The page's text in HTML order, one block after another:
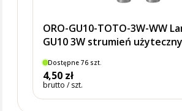
ORO-GU10-TOTO-3W-WW
GU10 3W strumień
GDostępne 76 szt.
4,50 zł
brutto / szt.